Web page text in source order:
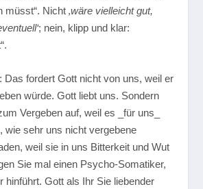
müsst“. Nicht‚wäre vielleicht gut,
; nein, klipp und klar:
Das fordert Gott nicht von uns, weil er
würde. Gott liebt uns. Sondern
Vergeben auf, weil es _für uns_
wie sehr uns nicht vergebene
weil sie in uns Bitterkeit und Wut
Sie mal einen Psycho-Somatiker,
hinführt. Gott als Ihr Sie liebender